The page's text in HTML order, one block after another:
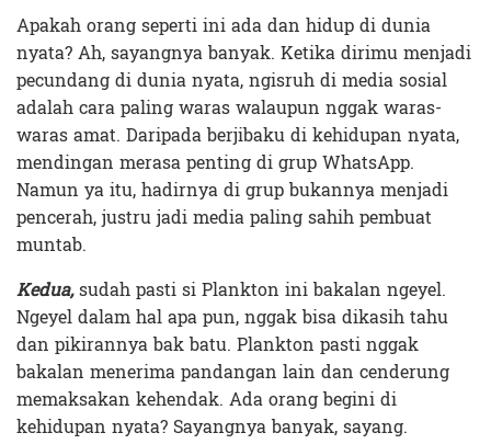
Apakah orang seperti ini ada dan hidup di dunia
nyata? Ah, sayangnya banyak. Ketika dirimu menjadi
pecundang di dunia nyata, ngisruh di media sosial
adalah cara paling waras walaupun nggak waras-
waras amat. Daripada berjibaku di kehidupan nyata,
mendingan merasa penting di grup WhatsApp.
Namun ya itu, hadirnya di grup bukannya menjadi
pencerah, justru jadi media paling sahih pembuat
muntab.
Kedua,sudah pasti si Plankton ini bakalan ngeyel.
Ngeyel dalam hal apa pun, nggak bisa dikasih tahu
dan pikirannya bak batu. Plankton pasti nggak
bakalan menerima pandangan lain dan cenderung
memaksakan kehendak. Ada orang begini di
kehidupan nyata? Sayangnya banyak, sayang.